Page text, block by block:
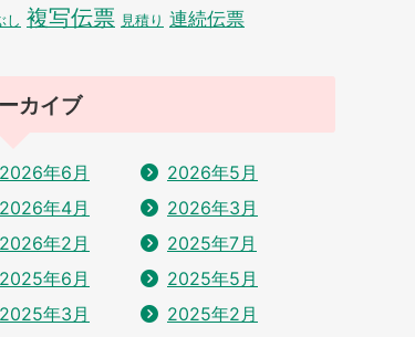
し 複写伝票 見積り 連続伝票
カイブ
2026年6月
2026年5月
2026年4月
2026年3月
2026年2月
2025年7月
2025年6月
2025年5月
2025年3月
2025年2月